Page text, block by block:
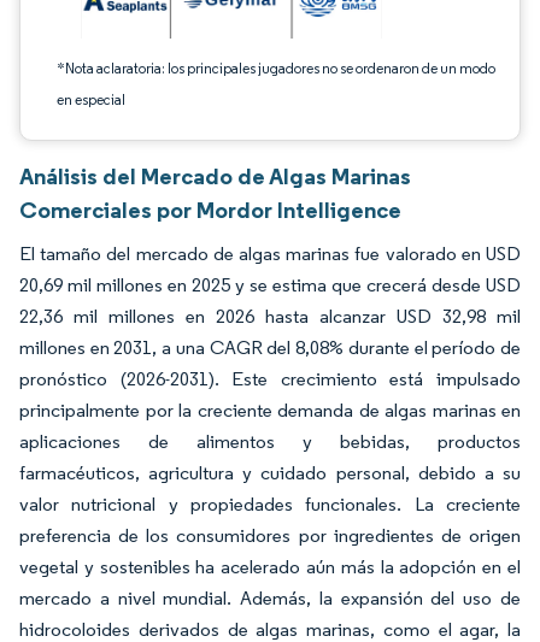
*Nota aclaratoria: los principales jugadores no se ordenaron de un modo
en especial
Análisis del Mercado de Algas Marinas
Comerciales por Mordor Intelligence
El tamaño del mercado de algas marinas fue valorado en USD
20,69 mil millones en 2025 y se estima que crecerá desde USD
22,36 mil millones en 2026 hasta alcanzar USD 32,98 mil
millones en 2031, a una CAGR del 8,08% durante el período de
pronóstico (2026-2031). Este crecimiento está impulsado
principalmente por la creciente demanda de algas marinas en
aplicaciones de alimentos y bebidas, productos
farmacéuticos, agricultura y cuidado personal, debido a su
valor nutricional y propiedades funcionales. La creciente
preferencia de los consumidores por ingredientes de origen
vegetal y sostenibles ha acelerado aún más la adopción en el
mercado a nivel mundial. Además, la expansión del uso de
hidrocoloides derivados de algas marinas, como el agar, la